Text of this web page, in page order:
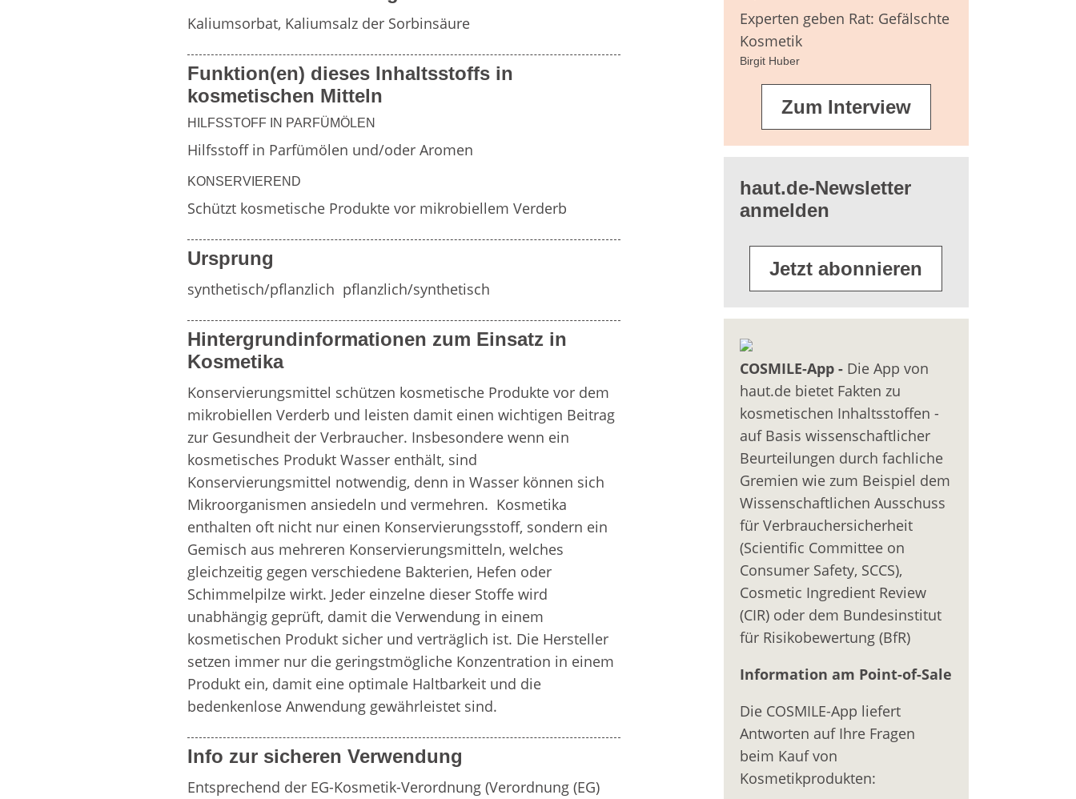
Weitere Inhaltsstoffe
Zahnpflegemitteln
Zahnersatz
Fragen
Duftfamilien Produktsicherheit
Weiterführende
Kaliumsorbat, Kaliumsalz der Sorbinsäure
Funktion(en) dieses Inhaltsstoffs in
kosmetischen Mitteln
HILFSSTOFF IN PARFÜMÖLEN
Hilfsstoff in Parfümölen und/oder Aromen
KONSERVIEREND
Schützt kosmetische Produkte vor mikrobiellem Verderb
Ursprung
synthetisch/pflanzlich  pflanzlich/synthetisch
Hintergrundinformationen zum Einsatz in
Kosmetika
Konservierungsmittel schützen kosmetische Produkte vor dem
mikrobiellen Verderb und leisten damit einen wichtigen Beitrag
zur Gesundheit der Verbraucher. Insbesondere wenn ein
kosmetisches Produkt Wasser enthält, sind
Konservierungsmittel notwendig, denn in Wasser können sich
Mikroorganismen ansiedeln und vermehren.  Kosmetika
enthalten oft nicht nur einen Konservierungsstoff, sondern ein
Gemisch aus mehreren Konservierungsmitteln, welches
gleichzeitig gegen verschiedene Bakterien, Hefen oder
Schimmelpilze wirkt. Jeder einzelne dieser Stoffe wird
unabhängig geprüft, damit die Verwendung in einem
kosmetischen Produkt sicher und verträglich ist. Die Hersteller
setzen immer nur die geringstmögliche Konzentration in einem
Produkt ein, damit eine optimale Haltbarkeit und die
bedenkenlose Anwendung gewährleistet sind.
Info zur sicheren Verwendung
Entsprechend der EG-Kosmetik-Verordnung (Verordnung (EG)
Experten geben Rat: Gefälschte
Kosmetik
Birgit Huber
Zum Interview
haut.de-Newsletter
anmelden
Jetzt abonnieren
COSMILE-App - Die App von
haut.de bietet Fakten zu
kosmetischen Inhaltsstoffen -
auf Basis wissenschaftlicher
Beurteilungen durch fachliche
Gremien wie zum Beispiel dem
Wissenschaftlichen Ausschuss
für Verbrauchersicherheit
(Scientific Committee on
Consumer Safety, SCCS),
Cosmetic Ingredient Review
(CIR) oder dem Bundesinstitut
für Risikobewertung (BfR)
Information am Point-of-Sale
Die COSMILE-App liefert
Antworten auf Ihre Fragen
beim Kauf von
Kosmetikprodukten: